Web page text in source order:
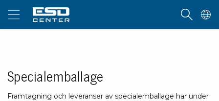
Specialemballage
Framtagning och leveranser av specialemballage har under